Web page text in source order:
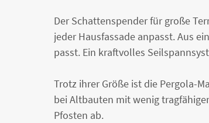
Der Schattenspender für große
jeder Hausfassade anpasst. Aus
passt. Ein kraftvolles
Trotz ihrer Größe ist die Pergola-
bei Altbauten mit wenig
Pfosten ab.